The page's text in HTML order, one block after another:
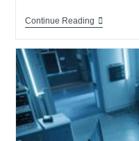
Continue Reading